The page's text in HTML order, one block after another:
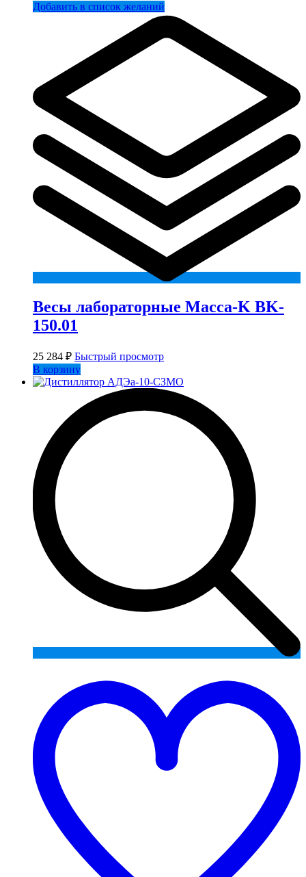
Добавить в список желаний
Весы лабораторные Macca-K BK-
150.01
25 284 ₽ Быстрый просмотр
В корзину